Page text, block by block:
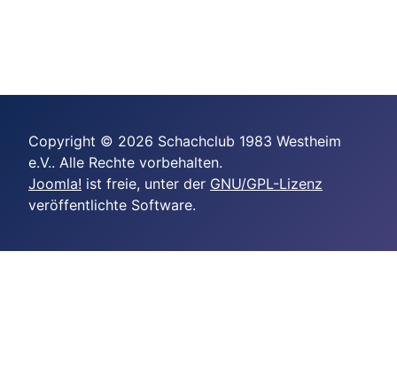
Copyright © 2026 Schachclub 1983 Westheim
e.V.. Alle Rechte vorbehalten.
Joomla! ist freie, unter der GNU/GPL-Lizenz
veröffentlichte Software.